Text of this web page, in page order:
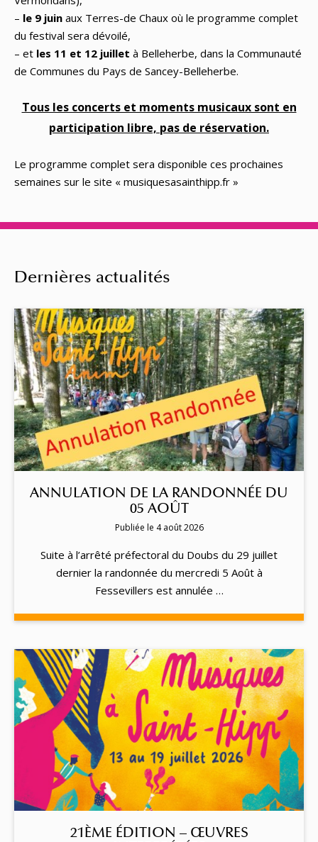
– le 9 juin aux Terres-de Chaux où le programme complet
du festival sera dévoilé,
– et les 11 et 12 juillet à Belleherbe, dans la Communauté
de Communes du Pays de Sancey-Belleherbe.
Tous les concerts et moments musicaux sont en
participation libre, pas de réservation.
Le programme complet sera disponible ces prochaines
semaines sur le site « musiquesasainthipp.fr »
Dernières actualités
ANNULATION DE LA RANDONNÉE DU
05 AOÛT
Publiée le 4 août 2026
Suite à l’arrêté préfectoral du Doubs du 29 juillet
dernier la randonnée du mercredi 5 Août à
Fessevillers est annulée …
21ÈME ÉDITION – ŒUVRES